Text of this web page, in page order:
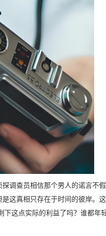
调查员相信那个男人的诺言不
这真相只存在于时间的彼岸。
这点实际的利益了吗？谁都